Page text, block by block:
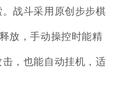
战斗采用原创步步棋
放，手动操控时能精
，也能自动挂机，适